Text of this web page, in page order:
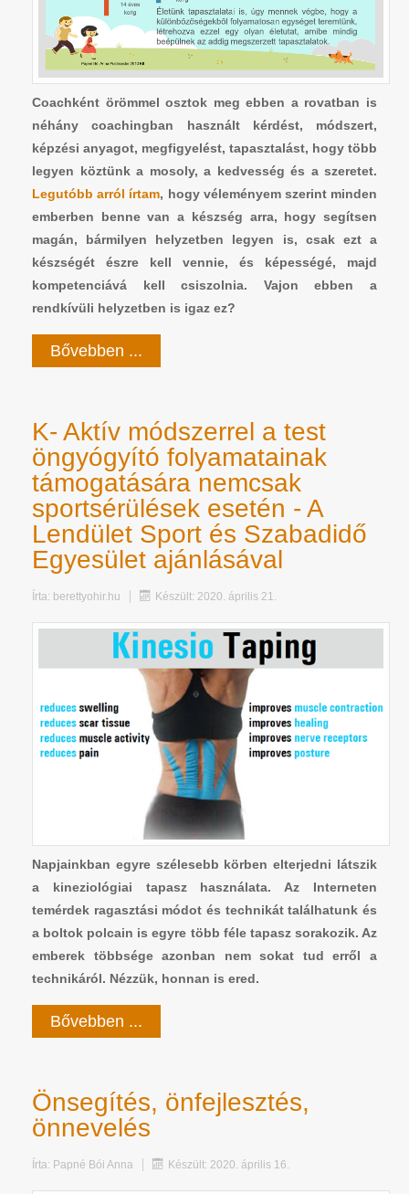
Coachként örömmel osztok meg ebben a rovatban is
néhány coachingban használt kérdést, módszert,
képzési anyagot, megfigyelést, tapasztalást, hogy több
legyen köztünk a mosoly, a kedvesség és a szeretet.
Legutóbb arról írtam, hogy véleményem szerint minden
emberben benne van a készség arra, hogy segítsen
magán, bármilyen helyzetben legyen is, csak ezt a
készségét észre kell vennie, és képességé, majd
kompetenciává kell csiszolnia. Vajon ebben a
rendkívüli helyzetben is igaz ez?
Bővebben ...
K- Aktív módszerrel a test
öngyógyító folyamatainak
támogatására nemcsak
sportsérülések esetén - A
Lendület Sport és Szabadidő
Egyesület ajánlásával
Írta: berettyohir.hu Készült: 2020. április 21.
Napjainkban egyre szélesebb körben elterjedni látszik
a kineziológiai tapasz használata. Az Interneten
temérdek ragasztási módot és technikát találhatunk és
a boltok polcain is egyre több féle tapasz sorakozik. Az
emberek többsége azonban nem sokat tud erről a
technikáról. Nézzük, honnan is ered.
Bővebben ...
Önsegítés, önfejlesztés,
önnevelés
Írta: Papné Bói Anna Készült: 2020. április 16.